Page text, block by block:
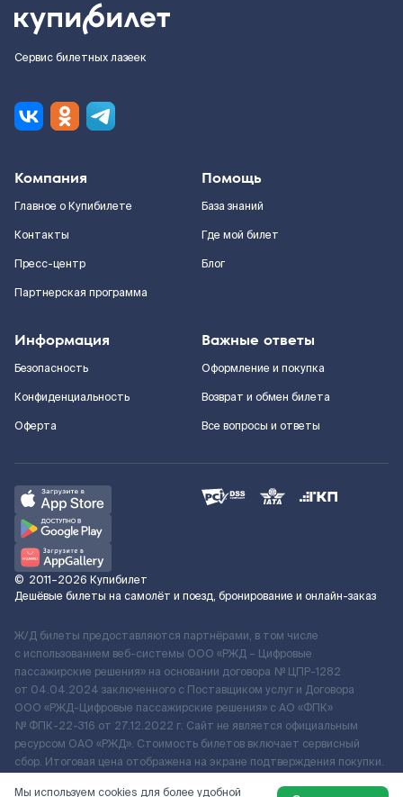
Сервис билетных лазеек
Компания
Главное о Купибилете
Контакты
Пресс-центр
Партнерская программа
Помощь
База знаний
Где мой билет
Блог
Информация
Безопасность
Конфиденциальность
Оферта
Важные ответы
Оформление и покупка
Возврат и обмен билета
Все вопросы и ответы
© 2011–2026 Купибилет
Дешёвые билеты на самолёт и поезд, бронирование и онлайн-заказ
Ж/Д билеты предоставляются партнёрами, в том числе
с использованием веб-системы ООО «РЖД – Цифровые
пассажирские решения» на основании договора № ЦПР-1282
от 04.04.2024 заключенного с Поставщиком услуг и Договора
ООО «РЖД-Цифровые пассажирские решения» c АО «ФПК»
№ ФПК-22-316 от 27.12.2022 г. Сайт не является официальным
ресурсом ОАО «РЖД». Стоимость билетов включает сервисный
сбор. Итоговая цена отображена на экране подтверждения покупки.
Мы используем cookies для более удобной